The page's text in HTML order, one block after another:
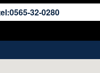
32-0280